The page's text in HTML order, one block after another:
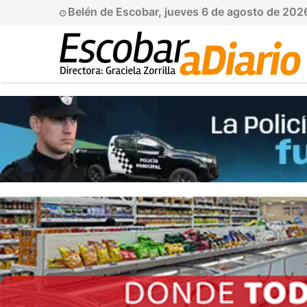
Belén de Escobar, jueves 6 de agosto de